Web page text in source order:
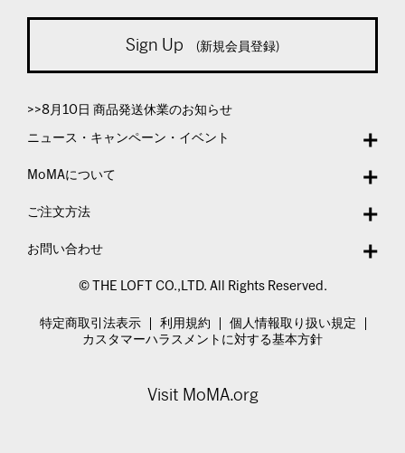
Sign Up (新規会員登録)
>>8月10日 商品発送休業のお知らせ
ニュース・キャンペーン・イベント
MoMAについて
ご注文方法
お問い合わせ
© THE LOFT CO.,LTD. All Rights Reserved.
特定商取引法表示 利用規約
個人情報取り扱い規定
カスタマーハラスメントに対する基本方針
Visit MoMA.org